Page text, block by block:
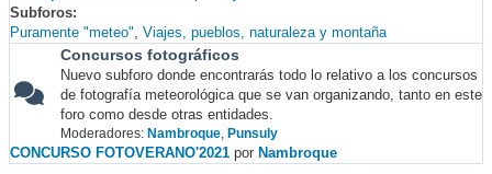
Subforos
Puramente "meteo" Viajes, pueblos, naturaleza y montaña
Concursos fotográficos
Nuevo subforo donde encontrarás todo lo relativo a los concursos
de fotografía meteorológica que se van organizando, tanto en este
foro como desde otras entidades.
Moderadores: Nambroque, Punsuly
CONCURSO FOTOVERANO'2021 por Nambroque